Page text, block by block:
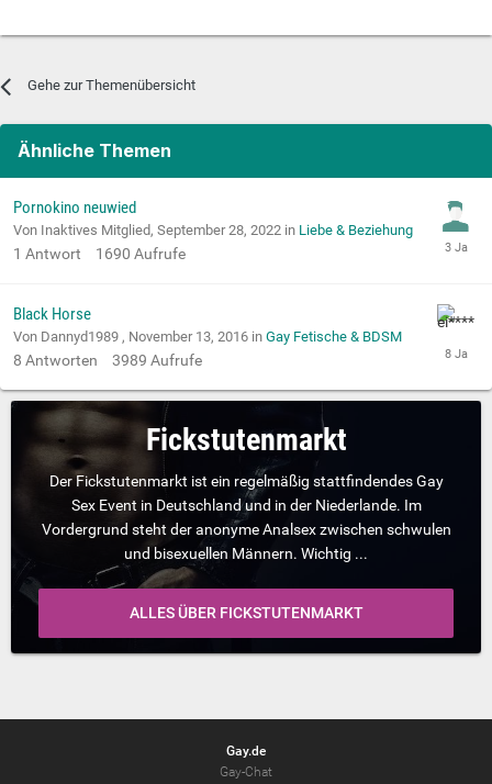
Gehe zur Themenübersicht
Ähnliche Themen
Pornokino neuwied
Von Inaktives Mitglied, September 28, 2022 in Liebe & Beziehung
1 Antwort 1690 Aufrufe
Black Horse
Von Dannyd1989 , November 13, 2016 in Gay Fetische & BDSM
8 Antworten 3989 Aufrufe
Fickstutenmarkt
Der Fickstutenmarkt ist ein regelmäßig stattfindendes Gay
Sex Event in Deutschland und in der Niederlande. Im
Vordergrund steht der anonyme Analsex zwischen schwulen
und bisexuellen Männern. Wichtig ...
ALLES ÜBER FICKSTUTENMARKT
Gay.de
Gay-Chat